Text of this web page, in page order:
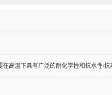
高温下具有广泛的耐化学性和抗水性/抗